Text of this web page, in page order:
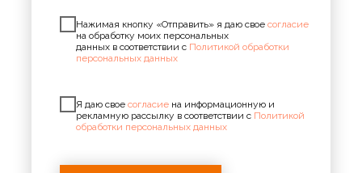
Нажимая кнопку «Отправить» я даю свое согласие
на обработку моих персональных
данных в соответствии с Политикой обработки
персональных данных
Я даю свое согласие на информационную и
рекламную рассылку в соответствии с Политикой
обработки персональных данных